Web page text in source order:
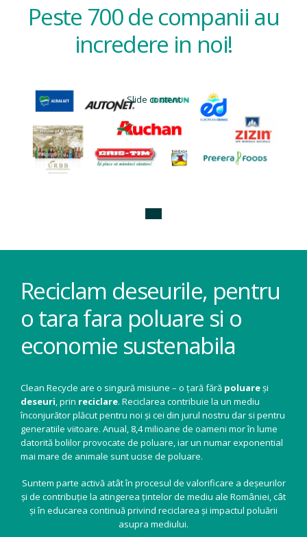
Peste 700 de companii au
incredere in noi!
Slide content
Reciclam deseurile, pentru
o tara fara poluare si o
economie sustenabila
Clean Recycle are o singură misiune – o țară fără poluareși
deseuri, prin reciclare. Reciclarea contribuie la un mediu
înconjurător plăcut pentru noi și cei din jurul nostru dar si pentru
generatiile viitoare. Anual, 8,4 milioane de oameni mor în lume
datorită bolilor provocate de poluare, iar un numar exponential
mai mare de animale sunt ucise de poluare.
Suntem parte activă atât în procesul de valorificare a deșeurilor
și de contribuție la atingerea țintelor de mediu ale României, cât
și în educarea continuă privind reciclarea și impactul poluării
asupra mediului.